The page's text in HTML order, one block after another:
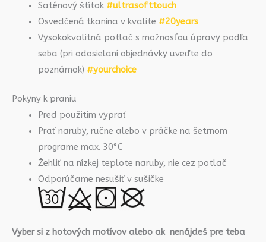
Saténový štítok #ultrasofttouch
Osvedčená tkanina v kvalite #20years
Vysokokvalitná potlač s možnosťou úpravy podľa
seba (pri odosielaní objednávky uveďte do
poznámok) #yourchoice
Pokyny k praniu
Pred použitím vyprať
Prať naruby, ručne alebo v práčke na šetrnom
programe max. 30°C
Žehliť na nízkej teplote naruby, nie cez potlač
Odporúčame nesušiť v sušičke
Vyber si z hotových motívov alebo ak nenájdeš pre teba